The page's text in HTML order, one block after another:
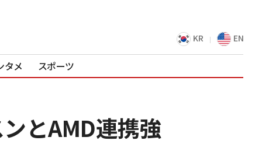
KR EN
タメ スポーツ
とAMD連携強